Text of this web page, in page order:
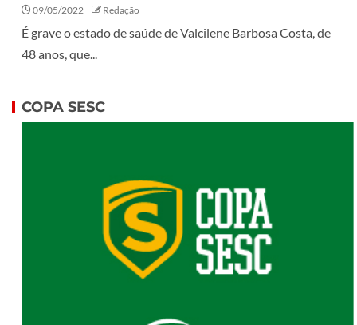
09/05/2022 Redação
É grave o estado de saúde de Valcilene Barbosa Costa, de
48 anos, que...
COPA SESC